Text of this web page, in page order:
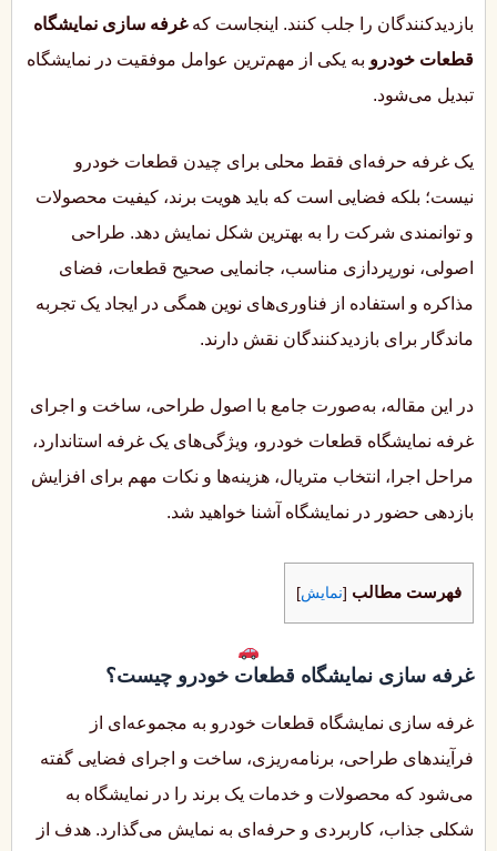
بازدیدکنندگان را جلب کنند. اینجاست کهغرفه سازی نمایشگاه
قطعات خودرو به یکی از مهم‌ترین عوامل موفقیت در نمایشگاه
تبدیل می‌شود.
یک غرفه حرفه‌ای فقط محلی برای چیدن قطعات خودرو
نیست؛ بلکه فضایی است که باید هویت برند، کیفیت محصولات
و توانمندی شرکت را به بهترین شکل نمایش دهد. طراحی
اصولی، نورپردازی مناسب، جانمایی صحیح قطعات، فضای
مذاکره و استفاده از فناوری‌های نوین همگی در ایجاد یک تجربه
ماندگار برای بازدیدکنندگان نقش دارند.
در این مقاله، به‌صورت جامع با اصول طراحی، ساخت و اجرای
غرفه نمایشگاه قطعات خودرو، ویژگی‌های یک غرفه استاندارد،
مراحل اجرا، انتخاب متریال، هزینه‌ها و نکات مهم برای افزایش
بازدهی حضور در نمایشگاه آشنا خواهید شد.
فهرست مطالب [نمایش]
غرفه سازی نمایشگاه قطعات خودرو چیست؟
غرفه سازی نمایشگاه قطعات خودرو به مجموعه‌ای از
فرآیندهای طراحی، برنامه‌ریزی، ساخت و اجرای فضایی گفته
می‌شود که محصولات و خدمات یک برند را در نمایشگاه به
شکلی جذاب، کاربردی و حرفه‌ای به نمایش می‌گذارد. هدف از